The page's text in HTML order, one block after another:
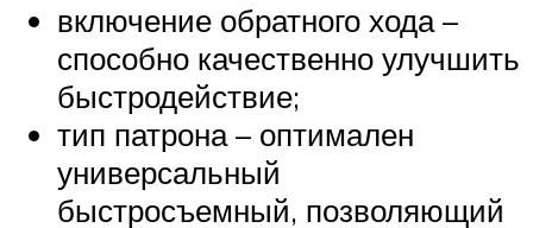
включение обратного хода –
способно качественно улучшить
быстродействие;
тип патрона – оптимален
универсальный
быстросъемный, позволяющий